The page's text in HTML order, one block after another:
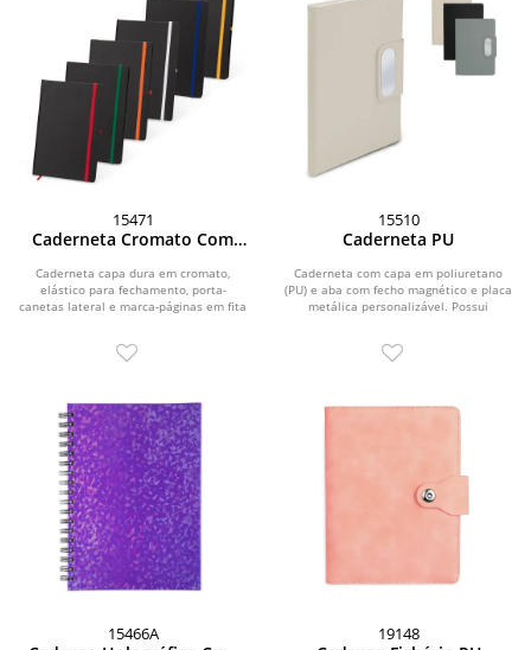
15471
Caderneta Cromato Com
Caderneta capa dura em cromato,
elástico para fechamento, porta-
canetas lateral e marca-páginas em fita
15510
Caderneta PU
Caderneta com capa em poliuretano
(PU) e aba com fecho magnético e placa
metálica personalizável. Possui
15466A 19148